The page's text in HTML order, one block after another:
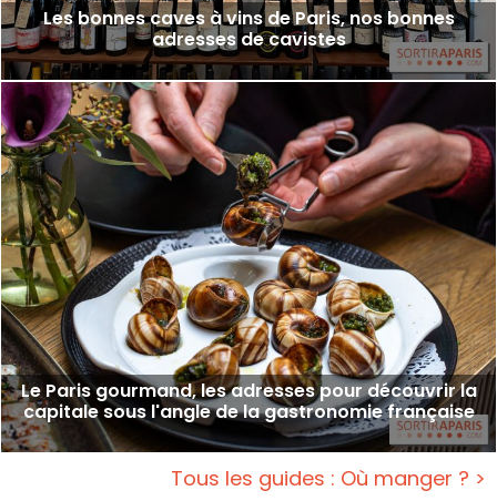
Les bonnes caves à vins de Paris, nos bonnes
adresses de cavistes
Le Paris gourmand, les adresses pour découvrir la
capitale sous l'angle de la gastronomie française
Tous les guides : Où manger ? >